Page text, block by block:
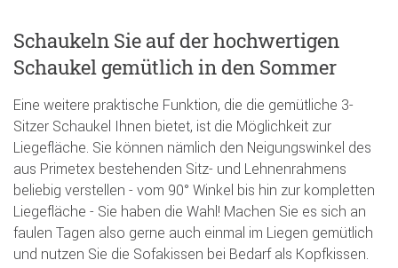
Schaukeln Sie auf der hochwertigen
Schaukel gemütlich in den Sommer
Eine weitere praktische Funktion, die die gemütliche 3-
Sitzer Schaukel Ihnen bietet, ist die Möglichkeit zur
Liegefläche. Sie können nämlich den Neigungswinkel des
aus Primetex bestehenden Sitz- und Lehnenrahmens
beliebig verstellen - vom 90° Winkel bis hin zur kompletten
Liegefläche - Sie haben die Wahl! Machen Sie es sich an
faulen Tagen also gerne auch einmal im Liegen gemütlich
und nutzen Sie die Sofakissen bei Bedarf als Kopfkissen.